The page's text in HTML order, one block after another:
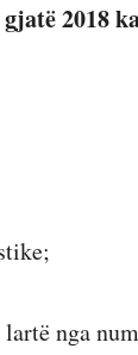
2018
nga